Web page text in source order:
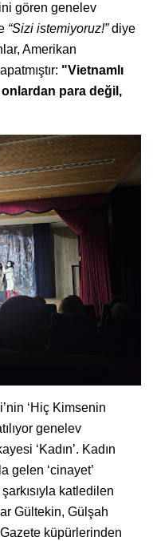
gören genelev
“Sizi istemiyoruz!”diye
Amerikan
"Vietnamlı
para değil,
‘Hiç Kimsenin
genelev
‘Kadın’. Kadın
gelen ‘cinayet’
katledilen
Gültekin, Gülşah
küpürlerinden